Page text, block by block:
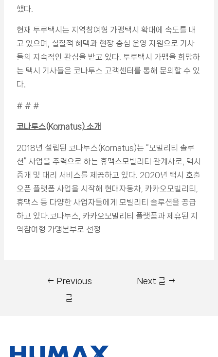
했다.
현재 투루택시는 지역참여형 가맹택시 확대에 속도를 내
고 있으며, 실질적 혜택과 현장 중심 운영 지원으로 기사
들의 지속적인 관심을 받고 있다. 투루택시 가맹을 희망하
는 택시 기사들은 코나투스 고객센터를 통해 문의할 수 있
다.
# # #
코나투스(Kornatus) 소개
2018년 설립된 코나투스(Kornatus)는 “모빌리티 솔루
션” 사업을 주력으로 하는 휴맥스모빌리티 관계사로, 택시
중개 및 대리 서비스를 제공하고 있다. 2020년 택시 호출
오픈 플랫폼 사업을 시작해 현대자동차, 카카오모빌리티,
휴맥스 등 다양한 사업자들에게 모빌리티 솔루션을 공급
하고 있다.코나투스, 카카오모빌리티 플랫폼과 제휴된 지
역참여형 가맹본부로 선정
← Previous
글
Next 글 →